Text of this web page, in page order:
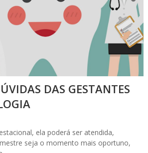
DAS GESTANTES
ela poderá ser atendida,
seja o momento mais oportuno,